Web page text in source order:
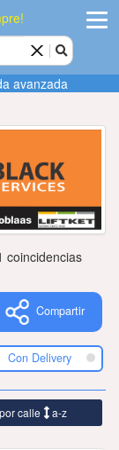
Agregar
empresa
Actualizar
datos
Publicidad
Tiendacores
Contactenos
avanzada
coincidencias
Compartir
Con Delivery
calle a-z